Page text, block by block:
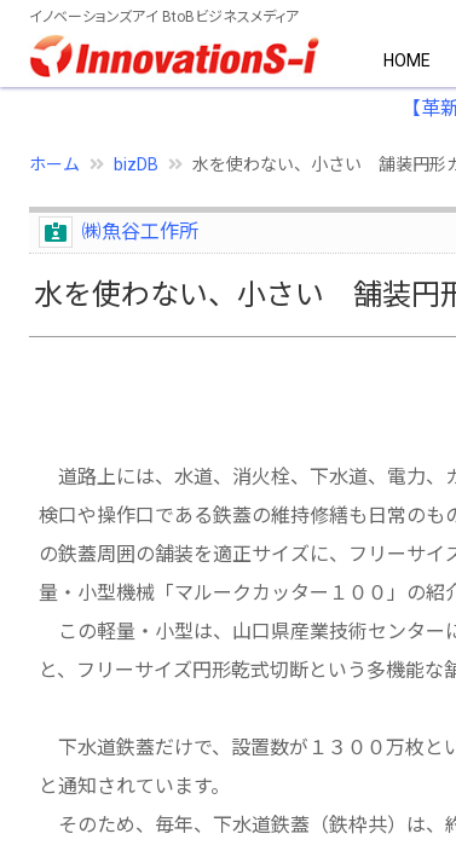
イノベーションズアイ BtoBビジネスメディア
HOME
【革
ホーム bizDB 水を使わない、小さい 舗装円形
㈱魚谷工作所
水を使わない、小さい 舗装円
道路上には、水道、消火栓、下水道、電力、
検口や操作口である鉄蓋の維持修繕も日常の
の鉄蓋周囲の舗装を適正サイズに、フリーサ
量・小型機械「マルークカッター１００」の紹
この軽量・小型は、山口県産業技術センター
と、フリーサイズ円形乾式切断という多機能
下水道鉄蓋だけで、設置数が１３００万枚と
と通知されています。
そのため、毎年、下水道鉄蓋（鉄枠共）は、